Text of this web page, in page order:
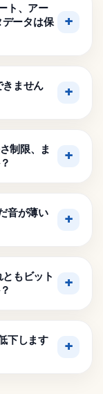
ト、アー
ータは保
ません
制限、ま
音が薄い
もビット
下します